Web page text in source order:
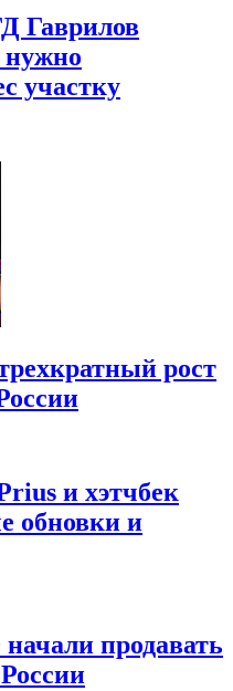
Гаврилов
нужно
участку
рост
и хэтчбек
обновки и
продавать